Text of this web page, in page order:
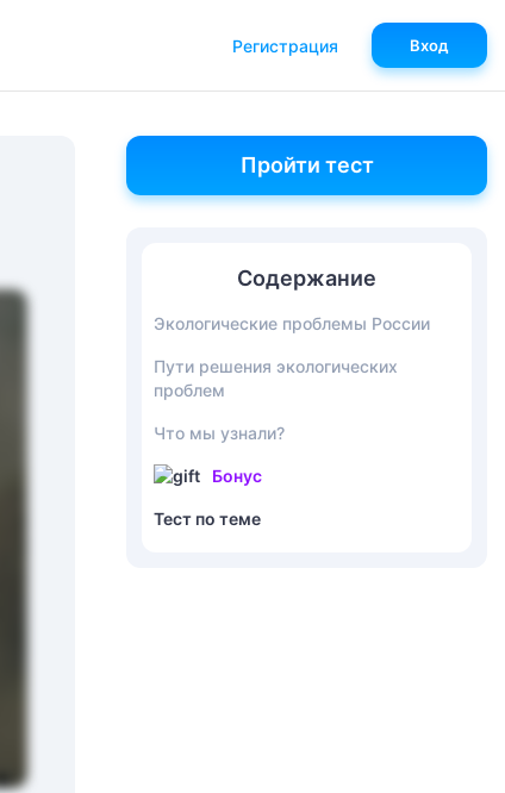
Пройти тест
Содержание
Экологические проблемы России
Пути решения экологических
проблем
Что мы узнали?
Бонус
Тест по теме
Регистрация Вход